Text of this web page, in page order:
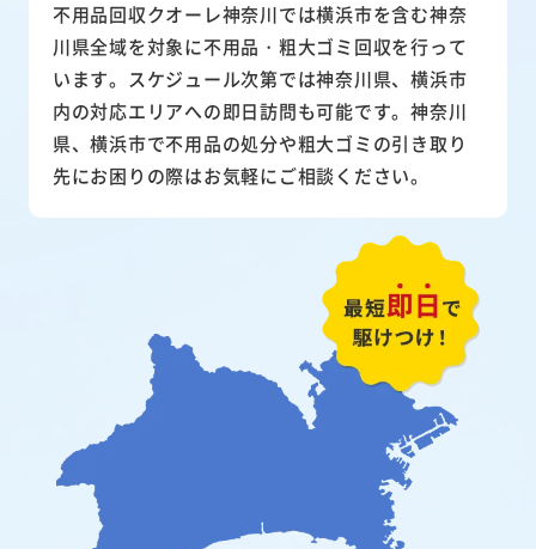
不用品回収クオーレ神奈川では横浜市を含む神奈
川県全域を対象に不用品・粗大ゴミ回収を行って
います。スケジュール次第では神奈川県、横浜市
内の対応エリアへの即日訪問も可能です。神奈川
県、横浜市で不用品の処分や粗大ゴミの引き取り
先にお困りの際はお気軽にご相談ください。